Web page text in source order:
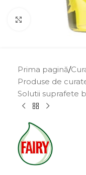
Click to enlarge
Prima pagină/
Produse de
Solutii suprafete